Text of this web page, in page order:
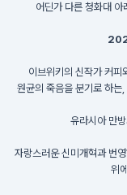
어딘가 다른 청화대
이브위키의 신작가 커피
원균의 죽음을 분기로 하는
유라시아 만
자랑스러운 신미개혁과 번
위